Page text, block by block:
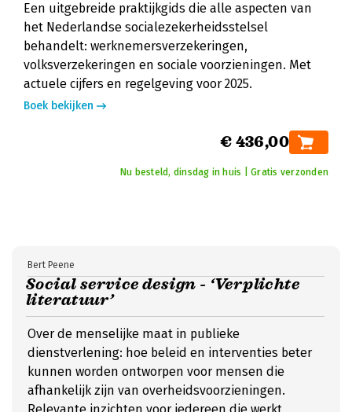
Een uitgebreide praktijkgids die alle aspecten van
het Nederlandse socialezekerheidsstelsel
behandelt: werknemersverzekeringen,
volksverzekeringen en sociale voorzieningen. Met
actuele cijfers en regelgeving voor 2025.
Boek bekijken
€ 436,00
Nu besteld, dinsdag in huis | Gratis verzonden
Social service design - ‘Verplichte
literatuur’
Bert Peene
Over de menselijke maat in publieke
dienstverlening: hoe beleid en interventies beter
kunnen worden ontworpen voor mensen die
afhankelijk zijn van overheidsvoorzieningen.